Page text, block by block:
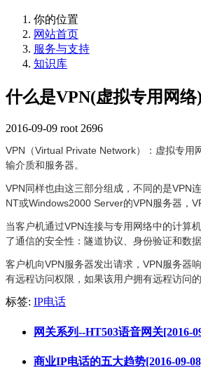
你的位置
网站首页
服务与支持
知识库
什么是VPN(虚拟专用网络)
2016-09-09 root 2696
VPN（Virtual Private Network）：虚拟专用
输介质和服务器。
VPN同样也由这三部分组成，不同的是VPN
NT或Windows2000 Server的VPN服务器，
当客户机通过VPN连接与专用网络中的计算
了通信的安全性：隧道协议、身份验证和数据
客户机向VPN服务器发出请求，VPN服务器
有远程访问权限，如果该用户拥有远程访问
标签: IP电话
网关系列--HT503语音网关[2016-
商业IP电话的五大趋势[2016-09-